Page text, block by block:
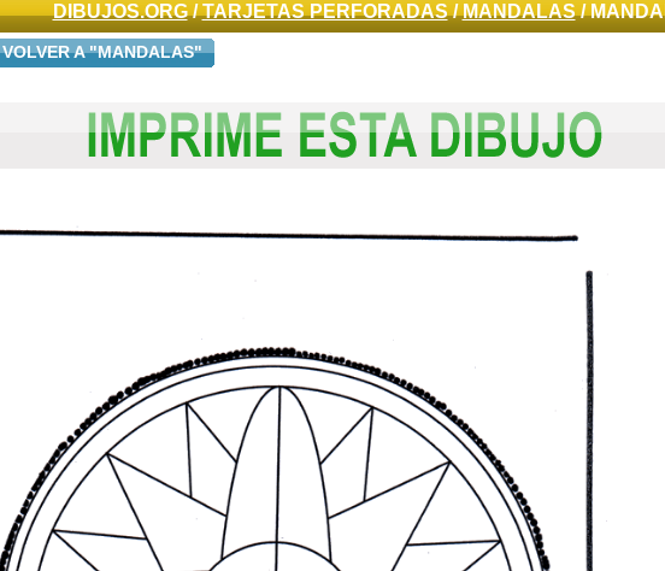
DIBUJOS.ORG/TARJETAS PERFORADAS/MANDALAS/
VOLVER A "MANDALAS"